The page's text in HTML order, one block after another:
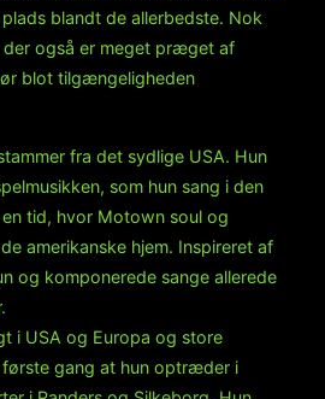
blandt de allerbedste. Nok
der også er meget præget af
blot tilgængeligheden
fra det sydlige USA. Hun
som hun sang i den
tid, hvor Motown soul og
amerikanske hjem. Inspireret af
og komponerede sange allerede
i USA og Europa og store
gang at hun optræder i